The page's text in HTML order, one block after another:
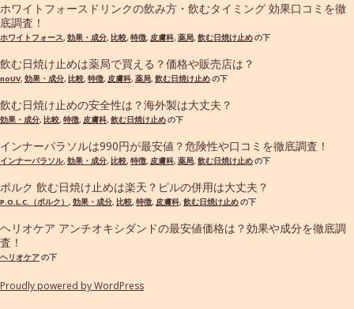
ホワイトフォースドリンクの飲み方・飲むタイミング 効果口コミを徹
底調査！
ホワイトフォース, 効果・成分, 比較, 特徴, 皮膚科, 薬局, 飲む日焼け止めの下
飲む日焼け止めは薬局で買える？価格や販売店は？
noUV, 効果・成分, 比較, 特徴, 皮膚科, 薬局, 飲む日焼け止めの下
飲む日焼け止めの安全性は？海外製は大丈夫？
効果・成分, 比較, 特徴, 皮膚科, 飲む日焼け止めの下
インナーパラソルは990円が最安値？危険性や口コミを徹底調査！
インナーパラソル, 効果・成分, 比較, 特徴, 皮膚科, 薬局, 飲む日焼け止めの下
ポルク 飲む日焼け止めは楽天？ピルの併用は大丈夫？
P.O.L.C.（ポルク） , 効果・成分, 比較, 特徴, 皮膚科, 飲む日焼け止めの下
ヘリオケア アンチオキシダンドの最安値価格は？効果や成分を徹底調
査！
ヘリオケアの下
Proudly powered by WordPress